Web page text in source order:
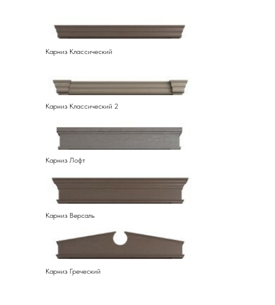
Карниз Греческий
Карниз Версаль
Карниз Лофт
Карниз Классический 2
Карниз Классический